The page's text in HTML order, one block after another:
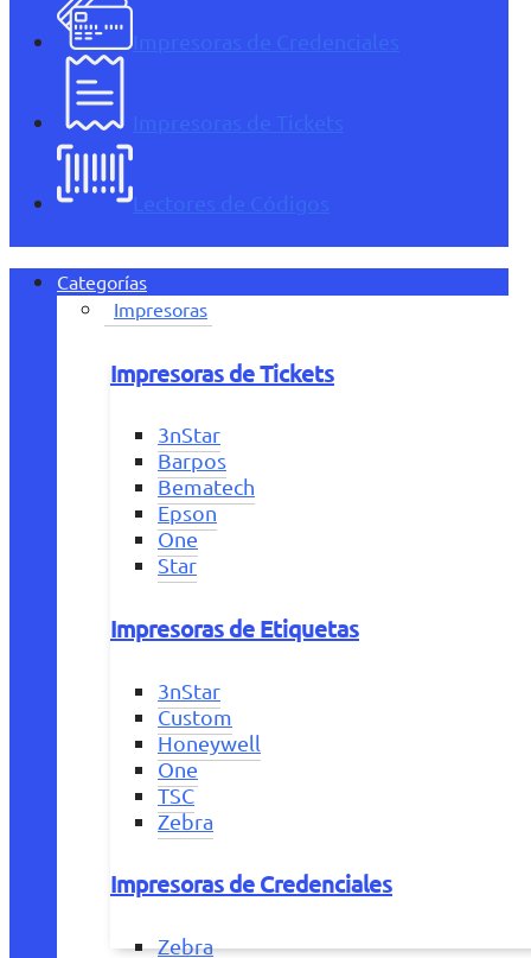
Impresoras de Credenciales
Impresoras de Tickets
Lectores de Códigos
Categorías
Impresoras
Impresoras de Tickets
3nStar
Barpos
Bematech
Epson
One
Star
Impresoras de Etiquetas
3nStar
Custom
Honeywell
One
TSC
Zebra
Impresoras de Credenciales
Zebra